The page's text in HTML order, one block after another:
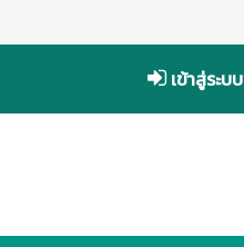
เข้าสู่ระบบ